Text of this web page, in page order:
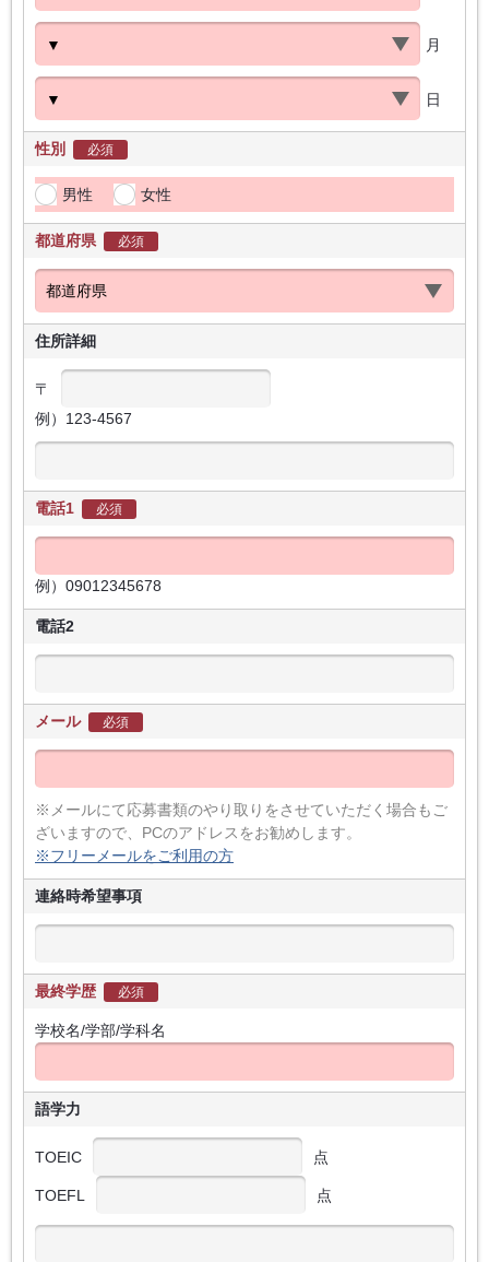
月
日
性別 必須
男性 女性
都道府県 必須
住所詳細
〒
例）123-4567
電話1 必須
例）09012345678
電話2
メール 必須
※メールにて応募書類のやり取りをさせていただく場合もご
ざいますので、PCのアドレスをお勧めします。
※フリーメールをご利用の方
連絡時希望事項
最終学歴 必須
学校名/学部/学科名
語学力
TOEIC 点
TOEFL 点